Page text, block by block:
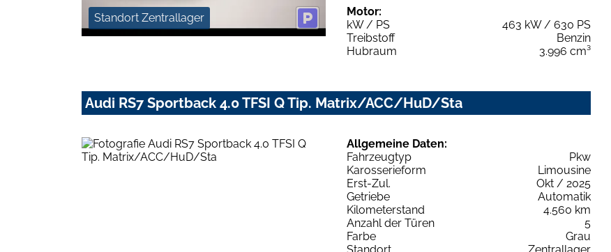
Standort Zentrallager
Motor:
kW / PS
463 kW / 630 PS
Treibstoff
Benzin
Hubraum
3.996 cm³
Audi RS7 Sportback 4.0 TFSI Q Tip. Matrix/ACC/HuD/Sta
Allgemeine Daten:
Fahrzeugtyp
Pkw
Karosserieform
Limousine
Erst-Zul.
Okt / 2025
Getriebe
Automatik
Kilometerstand
4.560 km
Anzahl der Türen
5
Farbe
Grau
Standort
Zentrallager